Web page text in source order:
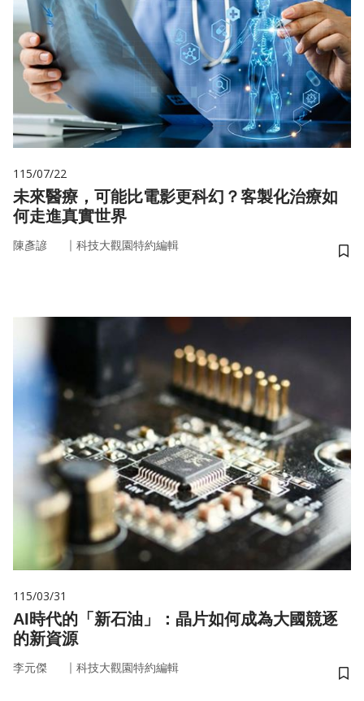
115/07/22
未來醫療，可能比電影更科幻？客製化治療如
何走進真實世界
陳彥諺 ｜ 科技大觀園特約編輯
儲
115/03/31
AI時代的「新石油」：晶片如何成為大國競逐
的新資源
李元傑 ｜ 科技大觀園特約編輯
儲